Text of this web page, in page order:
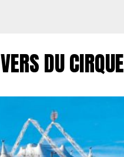
DU CIRQUE